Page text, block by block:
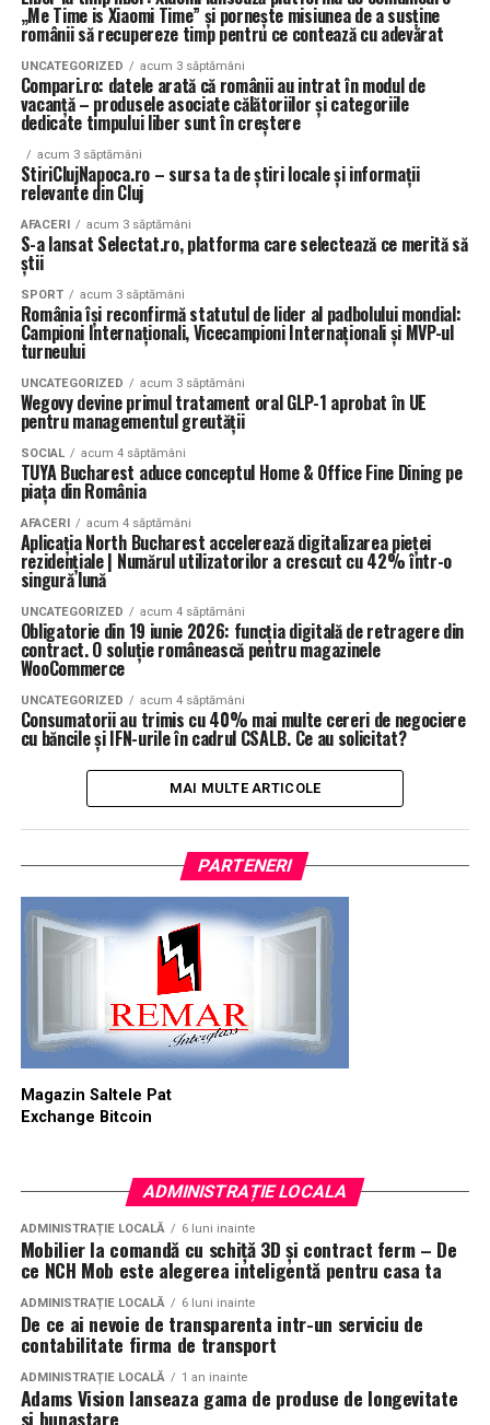
„Me Time is Xiaomi Time” și pornește misiunea de a susține
românii să recupereze timp pentru ce contează cu adevărat
UNCATEGORIZED acum 3 săptămâni
Compari.ro: datele arată că românii au intrat în modul de
vacanță – produsele asociate călătoriilor și categoriile
dedicate timpului liber sunt în creștere
acum 3 săptămâni
StiriClujNapoca.ro – sursa ta de știri locale și informații
relevante din Cluj
AFACERI acum 3 săptămâni
S-a lansat Selectat.ro, platforma care selectează ce merită să
știi
SPORT acum 3 săptămâni
România își reconfirmă statutul de lider al padbolului mondial:
Campioni Internaționali, Vicecampioni Internaționali și MVP-ul
turneului
UNCATEGORIZED acum 3 săptămâni
Wegovy devine primul tratament oral GLP-1 aprobat în UE
pentru managementul greutății
SOCIAL acum 4 săptămâni
TUYA Bucharest aduce conceptul Home & Office Fine Dining pe
piața din România
AFACERI acum 4 săptămâni
Aplicația North Bucharest accelerează digitalizarea pieței
rezidențiale | Numărul utilizatorilor a crescut cu 42% într-o
singură lună
UNCATEGORIZED acum 4 săptămâni
Obligatorie din 19 iunie 2026: funcția digitală de retragere din
contract. O soluție românească pentru magazinele
WooCommerce
UNCATEGORIZED acum 4 săptămâni
Consumatorii au trimis cu 40% mai multe cereri de negociere
cu băncile și IFN-urile în cadrul CSALB. Ce au solicitat?
MAI MULTE ARTICOLE
PARTENERI
Magazin Saltele Pat
Exchange Bitcoin
ADMINISTRAȚIE LOCALA
ADMINISTRAȚIE LOCALĂ 6 luni inainte
Mobilier la comandă cu schiță 3D și contract ferm – De
ce NCH Mob este alegerea inteligentă pentru casa ta
ADMINISTRAȚIE LOCALĂ 6 luni inainte
De ce ai nevoie de transparenta intr-un serviciu de
contabilitate firma de transport
ADMINISTRAȚIE LOCALĂ 1 an inainte
Adams Vision lanseaza gama de produse de longevitate
si bunastare